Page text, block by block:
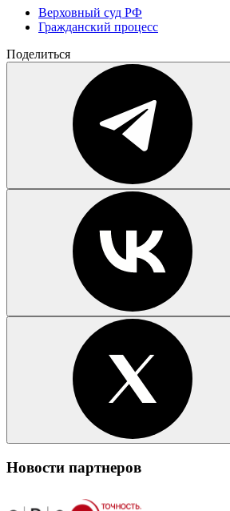
Верховный суд РФ
Гражданский процесс
Поделиться
Новости партнеров